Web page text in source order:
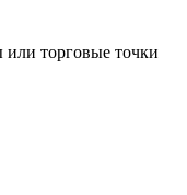
торговые точки